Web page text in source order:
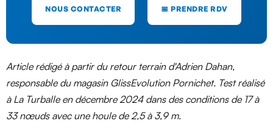
NOUS CONTACTER 📅 PRENDRE RDV
Article rédigé à partir du retour terrain d'Adrien Dahan,
responsable du magasin GlissEvolution Pornichet. Test réalisé
à La Turballe en décembre 2024 dans des conditions de 17 à
33 nœuds avec une houle de 2,5 à 3,9 m.